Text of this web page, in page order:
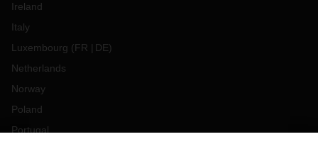
Ireland
Italy
Luxembourg (FR DE)
Netherlands
Norway
Poland
Portugal